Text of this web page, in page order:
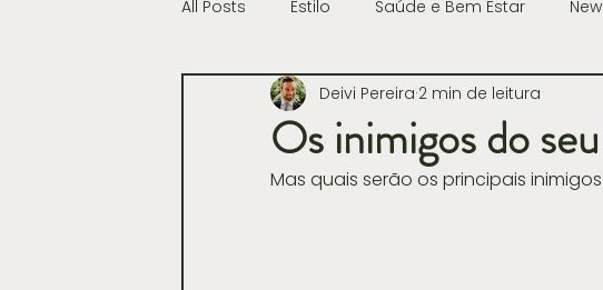
All Posts Estilo Saúde e Bem Estar
Cultura Gastronomia e Viagens
Casamentos
Os inimigos do
Deivi Pereira 2 min de leitura
Mas quais serão os principais